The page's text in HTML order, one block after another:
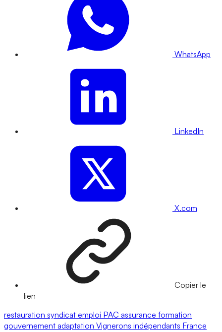
WhatsApp
LinkedIn
X.com
Copier le
lien
restauration syndicat emploi PAC assurance formation
gouvernement adaptation Vignerons indépendants France